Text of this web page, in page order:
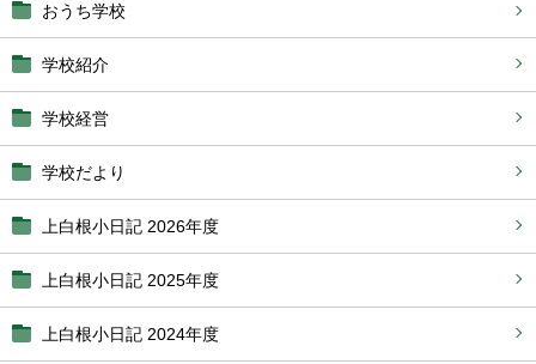
おうち学校
学校紹介
学校経営
学校だより
上白根小日記 2026年度
上白根小日記 2025年度
上白根小日記 2024年度